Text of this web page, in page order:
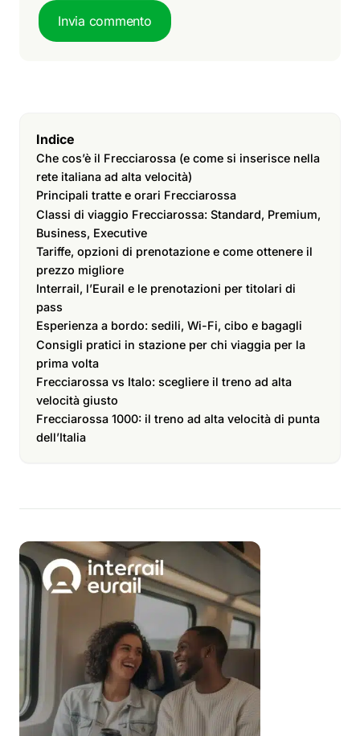
Invia commento
Indice
Che cos’è il Frecciarossa (e come si inserisce nella
rete italiana ad alta velocità)
Principali tratte e orari Frecciarossa
Classi di viaggio Frecciarossa: Standard, Premium,
Business, Executive
Tariffe, opzioni di prenotazione e come ottenere il
prezzo migliore
Interrail, l’Eurail e le prenotazioni per titolari di
pass
Esperienza a bordo: sedili, Wi-Fi, cibo e bagagli
Consigli pratici in stazione per chi viaggia per la
prima volta
Frecciarossa vs Italo: scegliere il treno ad alta
velocità giusto
Frecciarossa 1000: il treno ad alta velocità di punta
dell’Italia